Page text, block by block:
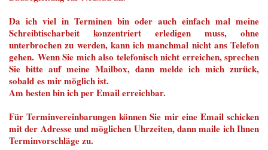
Da ich viel in Terminen bin oder auch einfach mal meine
Schreibtischarbeit konzentriert erledigen muss, ohne
unterbrochen zu werden, kann ich manchmal nicht ans Telefon
gehen. Wenn Sie mich also telefonisch nicht erreichen, sprechen
Sie bitte auf meine Mailbox, dann melde ich mich zurück,
sobald es mir möglich ist.
Am besten bin ich per Email erreichbar.
Für Terminvereinbarungen können Sie mir eine Email schicken
mit der Adresse und möglichen Uhrzeiten, dann maile ich Ihnen
Terminvorschläge zu.